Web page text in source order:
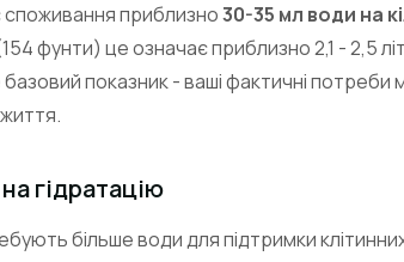
приблизно30-35 мл води на
фунти) це означає приблизно 2,1 - 2,5
показник - ваші фактичні
гідратацію
більше води для підтримки